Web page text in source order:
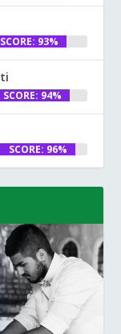
SCORE: 93%
SCORE: 94%
SCORE: 96%